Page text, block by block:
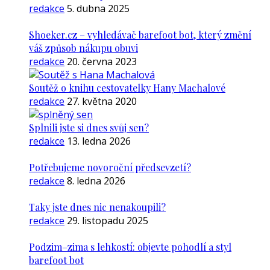
redakce 5. dubna 2025
Shoeker.cz – vyhledávač barefoot bot, který změní
váš způsob nákupu obuvi
redakce 20. června 2023
Soutěž o knihu cestovatelky Hany Machalové
redakce 27. května 2020
Splnili jste si dnes svůj sen?
redakce 13. ledna 2026
Potřebujeme novoroční předsevzetí?
redakce 8. ledna 2026
Taky jste dnes nic nenakoupili?
redakce 29. listopadu 2025
Podzim–zima s lehkostí: objevte pohodlí a styl
barefoot bot